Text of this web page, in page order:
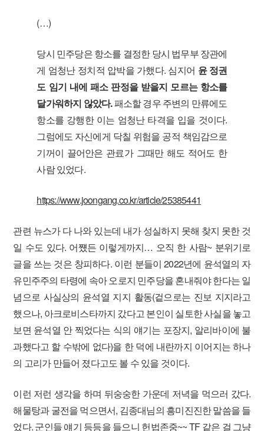
(…)
당시 민주당은 항소를 결정한 당시 법무부 장관에
게 엄청난 정치적 압박을 가했다. 심지어 윤 정권
도 임기 내에 패소 판정을 받을지 모르는 항소를
달가워하지 않았다.패소할 경우 주변의 만류에도
항소를 강행한 이는 엄청난 타격을 입을 것이다.
그럼에도 자신에게 닥칠 위험을 공적 책임감으로
기꺼이 끌어안은 관료가 그때만 해도 적어도 한
사람 있었다.
https://www.joongang.co.kr/article/25385441
관련 뉴스가 다 나와 있는데 내가 성실하지 못해 찾지 못한 것
일 수도 있다. 어쩄든 이렇게까지… 오직 한 사람~ 분위기로
글을 쓰는 것은 창피하다. 이런 분들이 2022년에 윤석열의 자
유민주주의 타령에 속아 오로지 민주당을 혼내줘야 한다는 일
념으로 사실상의 윤석열 지지 활동(겉으로는 진보 지지라고
했으나, 아크로비스타까지 갔다고 본인이 실토한 사실을 놓고
보면 윤석열 안 찍었다는 식의 얘기는 포장지, 알리바이에 불
과했다고 할 수밖에 없다)을 한 덕에 내란까지 이어지는 하나
의 고리가 만들어 졌다고도 볼 수 있을 것이다.
이런 저런 생각을 하며 뒤숭숭한 가운데 저녁을 먹으러 갔다.
해물탕과 굴전을 먹으면서, 김종대님의 흥미진진한 말씀을 들
었다. 군인들 얘기 등등을 들으니 헌법존중~~ TF 같은 걸 그냥